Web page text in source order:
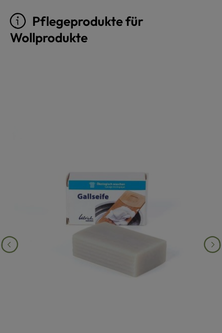
Pflegeprodukte für
Wollprodukte